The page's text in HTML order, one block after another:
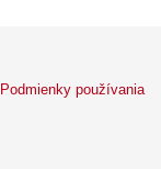
Podmienky používania